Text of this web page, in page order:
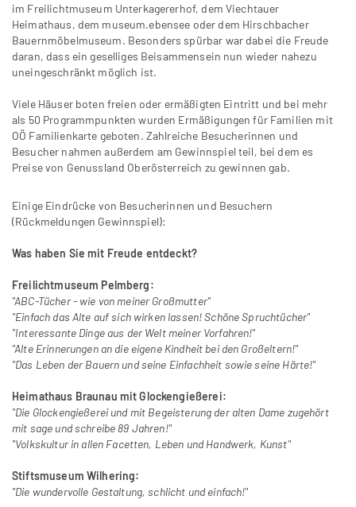
im Freilichtmuseum Unterkagererhof, dem Viechtauer
Heimathaus, dem museum.ebensee oder dem Hirschbacher
Bauernmöbelmuseum. Besonders spürbar war dabei die Freude
daran, dass ein geselliges Beisammensein nun wieder nahezu
uneingeschränkt möglich ist.
Viele Häuser boten freien oder ermäßigten Eintritt und bei mehr
als 50 Programmpunkten wurden Ermäßigungen für Familien mit
OÖ Familienkarte geboten. Zahlreiche Besucherinnen und
Besucher nahmen außerdem am Gewinnspiel teil, bei dem es
Preise von Genussland Oberösterreich zu gewinnen gab.
Einige Eindrücke von Besucherinnen und Besuchern
(Rückmeldungen Gewinnspiel):
Was haben Sie mit Freude entdeckt?
Freilichtmuseum Pelmberg:
"ABC-Tücher - wie von meiner Großmutter"
"Einfach das Alte auf sich wirken lassen! Schöne Spruchtücher"
"Interessante Dinge aus der Welt meiner Vorfahren!"
"Alte Erinnerungen an die eigene Kindheit bei den Großeltern!"
"Das Leben der Bauern und seine Einfachheit sowie seine Härte!"
Heimathaus Braunau mit Glockengießerei:
"Die Glockengießerei und mit Begeisterung der alten Dame zugehört
mit sage und schreibe 89 Jahren!"
"Volkskultur in allen Facetten, Leben und Handwerk, Kunst"
Stiftsmuseum Wilhering:
"Die wundervolle Gestaltung, schlicht und einfach!"